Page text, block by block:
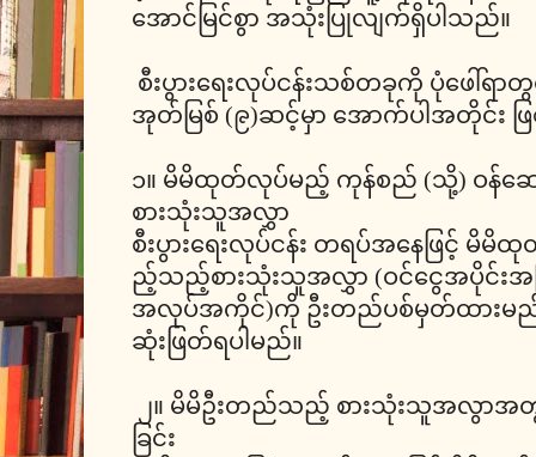
အောင်မြင်စွာ အသုံးပြုလျက်ရှိပါသည်။
စီးပွားရေးလုပ်ငန်းသစ်တခုကို ပုံဖေါ်ရာ
အုတ်မြစ် (၉)ဆင့်မှာ အောက်ပါအတိုင်း ဖ
၁။ မိမိထုတ်လုပ်မည့် ကုန်စည် (သို့) ဝန်
စားသုံးသူအလွှာ
စီးပွားရေးလုပ်ငန်း တရပ်အနေဖြင့် မိ
ည့်သည့်စားသုံးသူအလွှာ (ဝင်ငွေအပိုင်းအခ
အလုပ်အကိုင်)ကို ဦးတည်ပစ်မှတ်ထားမ
ဆုံးဖြတ်ရပါမည်။
၂။ မိမိဦးတည်သည့် စားသုံးသူအလွာအ
ခြင်း